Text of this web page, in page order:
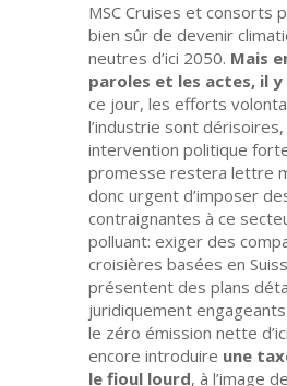
MSC Cruises et consorts
bien sûr de devenir
neutres d’ici 2050. Mais
paroles et les actes, il y
ce jour, les efforts
l’industrie sont
intervention politique
promesse restera lettre
donc urgent d’imposer
contraignantes à ce
polluant: exiger des
croisières basées en
présentent des plans
juridiquement
le zéro émission nette
encore introduire une
le fioul lourd, à l’image